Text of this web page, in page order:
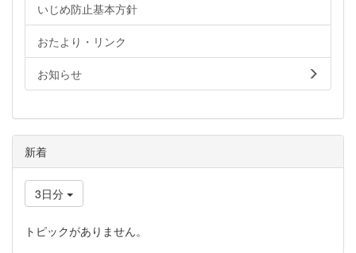
いじめ防止基本方針
おたより・リンク
お知らせ
新着
3日分
トピックがありません。